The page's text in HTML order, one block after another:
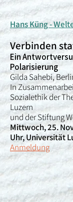
Hans Küng -
Verbinden
Ein
Polarisierung
Gilda Sahebi,
In
Sozialethik der
Luzern
und der Stiftung
Mittwoch, 25.
Uhr, Universität
Anmeldung